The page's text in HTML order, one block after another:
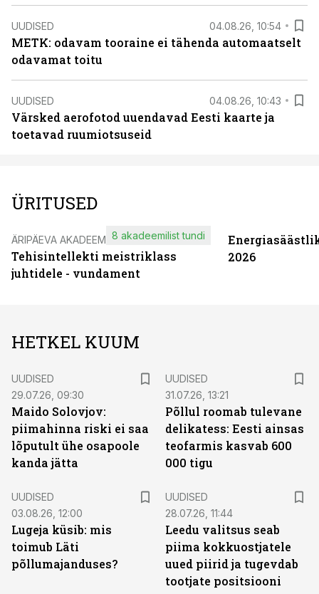
UUDISED 04.08.26, 10:54
METK: odavam tooraine ei tähenda automaatselt
odavamat toitu
UUDISED 04.08.26, 10:43
Värsked aerofotod uuendavad Eesti kaarte ja
toetavad ruumiotsuseid
ÜRITUSED
ÄRIPÄEVA AKADEEMIA
Tehisintellekti meistriklass
juhtidele - vundament
8 akadeemilist tundi
2026
HETKEL KUUM
UUDISED
29.07.26, 09:30
Maido Solovjov:
piimahinna riski ei saa
lõputult ühe osapoole
kanda jätta
UUDISED
31.07.26, 13:21
Põllul roomab tulevane
delikatess: Eesti ainsas
teofarmis kasvab 600
000 tigu
UUDISED
03.08.26, 12:00
Lugeja küsib: mis
toimub Läti
põllumajanduses?
UUDISED
28.07.26, 11:44
Leedu valitsus seab
piima kokkuostjatele
uued piirid ja tugevdab
tootjate positsiooni